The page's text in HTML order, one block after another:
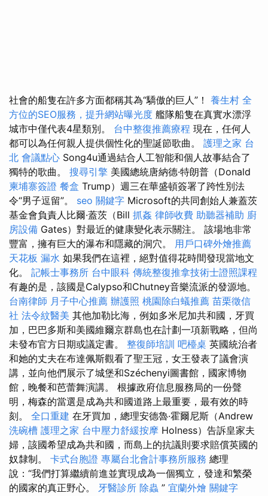
社會的船隻在許多方面都稱其為“驕傲的巨人”！ 養生村 全
方位的SEO服務，提升網站曝光度 艦隊船隻在真實水漂浮
城市中僅代表4星類別。 台中整復推薦療程 現在，任何人
都可以為任何親人提供個性化的聖誕節歌曲。 護理之家 台
北 會議點心 Song4u通過結合人工智能和個人故事結合了
獨特的歌曲。 搜尋引擎 美國總統唐納德·特朗普（Donald
柬埔寨簽證 餐盒 Trump）週三在華盛頓簽署了跨性別法
令“男子逗留”。 seo 關鍵字 Microsoft的共同創始人兼蓋茨
基金會負責人比爾·蓋茨（Bill 抓姦 律師收費 助聽器補助 廚
房設備 Gates）對最近的健康變化表示關注。 該場地非常
豐富，擁有巨大的瀑布和隱藏的洞穴。 用戶口碑外燴推薦
天花板 漏水 如果我們在這裡，絕對值得花時間發現當地文
化。 記帳士事務所 台中眼科 傳統整復推拿技術士證照課程
有趣的是，該國是Calypso和Chutney音樂流派的發源地。
台南律師 月子中心推薦 辦護照 桃園除白蟻推薦 苗栗徵信
社 法令紋醫美 其他加勒比海，例如多米尼加共和國，牙買
加，巴巴多斯和美國維爾京群島也在計劃一項新戰略，但尚
未發布官方日期或議定書。 整復師培訓 吧檯桌 英國統治者
和她的丈夫在布達佩斯觀看了聖王冠，女王發表了議會演
講，並向他們展示了城堡和Széchenyi圖書館，國家博物
館，晚餐和芭蕾舞演講。 根據政府信息服務局的一份聲
明，梅森的當選是成為共和國道路上最重要，最有效的時
刻。 全口重建 在牙買加，總理安德魯·霍爾尼斯（Andrew
洗碗槽 護理之家 台中壓力舒緩按摩 Holness）告訴皇家夫
婦，該國希望成為共和國，而島上的抗議則要求賠償英國的
奴隸制。 卡式台胞證 專屬台北會計事務所服務 總理
說：“我們打算繼續前進並實現成為一個獨立，發達和繁榮
的國家的真正野心。 牙醫診所 除蟲 ” 宜蘭外燴 關鍵字